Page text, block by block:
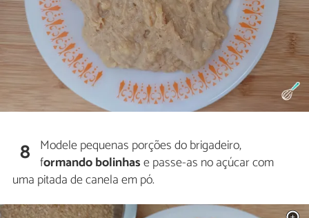
8 Modele pequenas porções do brigadeiro,
formando bolinhase passe-as no açúcar com
uma pitada de canela em pó.